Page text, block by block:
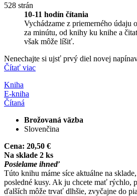
528 strán
10-11 hodín čítania
Vychádzame z priemerného údaju
za minútu, od knihy ku knihe a
však môže líšiť.
Nenechajte si ujsť prvý diel novej
Čítať viac
Kniha
E-kniha
Čítaná
Brožovaná väzba
Slovenčina
Cena: 20,50 €
Na sklade 2 ks
Posielame ihneď
Túto knihu máme síce aktuálne na
posledné kusy. Ak ju chcete mať rýchlo,
ďalších môže trvať dlhšie, zvyčajne do